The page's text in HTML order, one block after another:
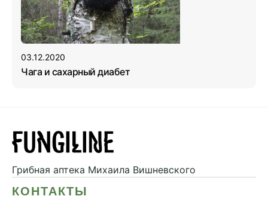
03.12.2020
Чага и сахарный диабет
Грибная аптека Михаила Вишневского
КОНТАКТЫ